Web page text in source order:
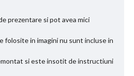
prezentare si pot avea mici
folosite in imagini nu sunt incluse in
si este insotit de instructiuni